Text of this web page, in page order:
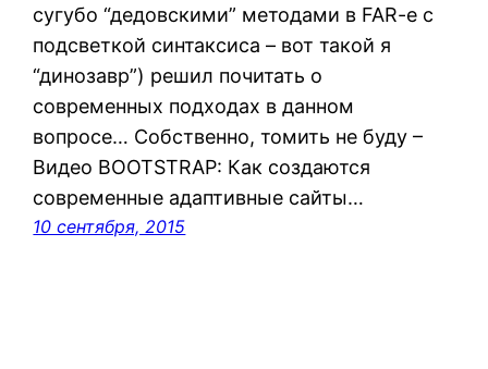
сугубо “дедовскими” методами в FAR-e с
подсветкой синтаксиса – вот такой я
“динозавр”) решил почитать о
современных подходах в данном
вопросе… Собственно, томить не буду –
Видео BOOTSTRAP: Как создаются
современные адаптивные сайты…
10 сентября, 2015